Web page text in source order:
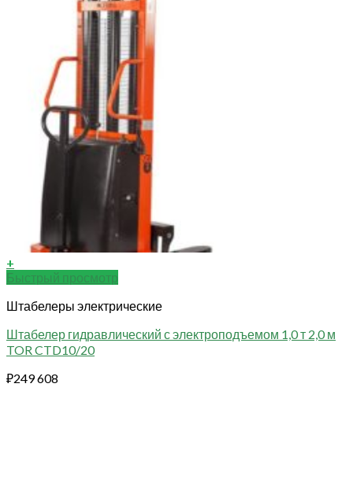
+
Быстрый просмотр
Штабелеры электрические
Штабелер гидравлический с электроподъемом 1,0 т 2,0 м
TOR CTD10/20
₽249 608